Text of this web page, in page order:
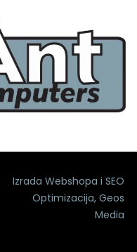
Izrada Webshopa iSEO
Optimizacija,Geos
Media